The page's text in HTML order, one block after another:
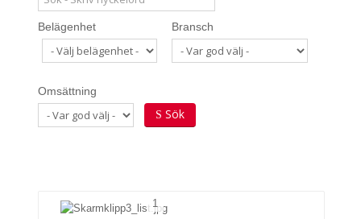
Belägenhet Bransch
Omsättning
Sök
1